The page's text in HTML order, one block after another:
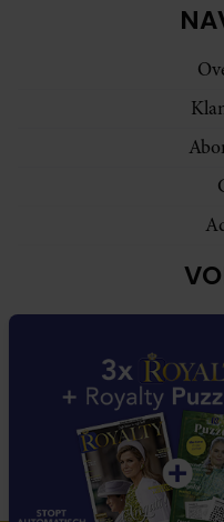
Royalty participeert in diverse
dat Royalty commissies
Deze website wordt niet